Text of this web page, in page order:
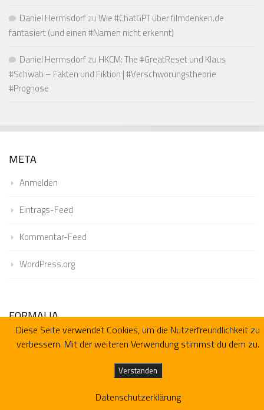
Daniel HermsdorfzuWie #ChatGPT über filmdenken.de
fantasiert (und einen #Namen nicht erkennt)
Daniel Hermsdorfzu HKCM: The #GreatReset und Klaus
#Schwab – Fakten und Fiktion | #Verschwörungstheorie
#Prognose
META
Anmelden
Eintrags-Feed
Kommentar-Feed
WordPress.org
FORMALIA
Impressum
Technik und Rechtliches
Diese Seite verwendet Cookies, um die Nutzerfreundlichkeit zu
verbessern. Mit der weiteren Verwendung stimmst du dem zu.
Verstanden
Datenschutzerklärung